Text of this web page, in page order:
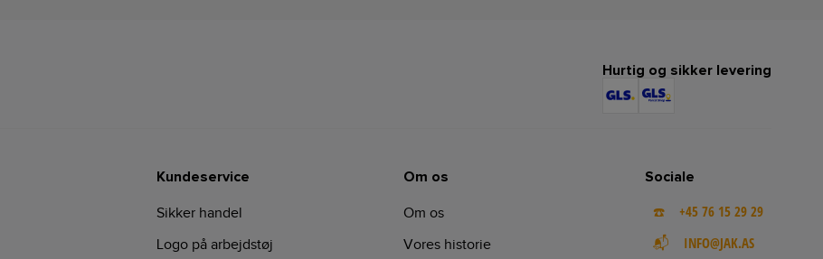
Hurtig og sikker levering
Kundeservice
Sikker handel
Logo på arbejdstøj
Om os
Om os
Vores historie
Sociale
☎️ +45 76 15 29 29
📬 INFO@JAK.AS